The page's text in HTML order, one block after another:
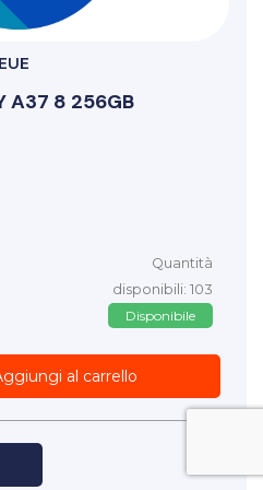
A37 8 256GB
Quantità
disponibili: 103
Disponibile
al carrello